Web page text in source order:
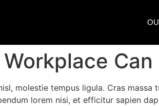
Workplace
molestie tempus ligula. Cras
lorem nisi, et efficitur sapien